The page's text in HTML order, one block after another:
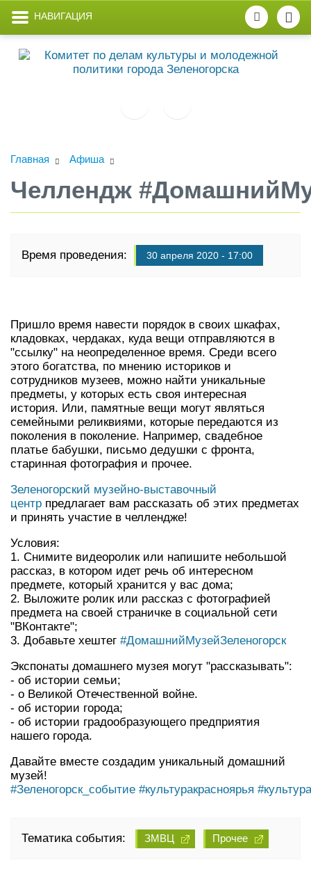
НАВИГАЦИЯ
Главная Афиша
Челлендж
Время проведения: 30 апреля 2020 - 17:00
Пришло время навести порядок в своих шкафах,
кладовках, чердаках, куда вещи отправляются в
"ссылку" на неопределенное время. Среди всего
этого богатства, по мнению историков и
сотрудников музеев, можно найти уникальные
предметы, у которых есть своя интересная
история. Или, памятные вещи могут являться
семейными реликвиями, которые передаются из
поколения в поколение. Например, свадебное
платье бабушки, письмо дедушки с фронта,
старинная фотография и прочее.
Зеленогорский музейно-выставочный
центр предлагает вам рассказать об этих предметах
и принять участие в челлендже!
Условия:
1. Снимите видеоролик или напишите небольшой
рассказ, в котором идет речь об интересном
предмете, который хранится у вас дома;
2. Выложите ролик или рассказ с фотографией
предмета на своей страничке в социальной сети
"ВКонтакте";
3. Добавьте хештег #ДомашнийМузейЗеленогорск
Экспонаты домашнего музея могут "рассказывать":
- об истории семьи;
- о Великой Отечественной войне.
- об истории города;
- об истории градообразующего предприятия
нашего города.
Давайте вместе создадим уникальный домашний
музей!
#Зеленогорск_событие #культуракрасноярья
Тематика события: ЗМВЦ Прочее